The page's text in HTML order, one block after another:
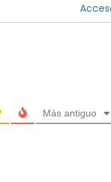
Más antiguo